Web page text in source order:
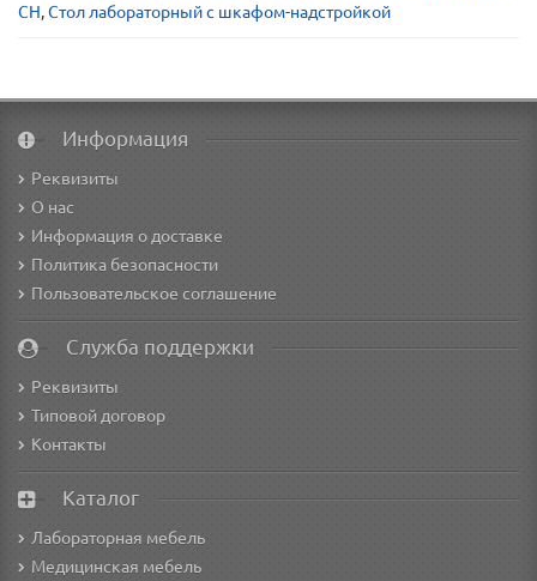
СН,Стол лабораторный с шкафом-надстройкой
Информация
Реквизиты
О нас
Информация о доставке
Политика безопасности
Пользовательское соглашение
Служба поддержки
Реквизиты
Типовой договор
Контакты
Каталог
Лабораторная мебель
Медицинская мебель